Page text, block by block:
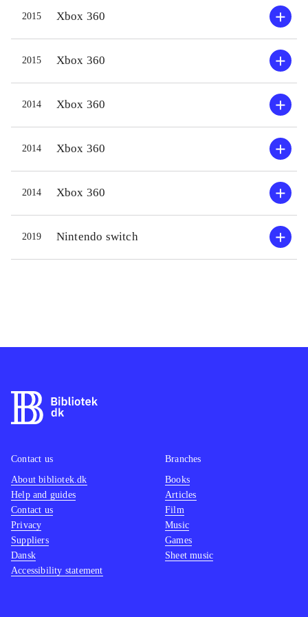
skydegalskab. Spillet har ikke meget
at byde på rent historiemæssigt, men
vil give gode spiltimer til dem der
2015 Xbox 360
2015 Xbox 360
2014 Xbox 360
2014 Xbox 360
2014 Xbox 360
2019 Nintendo switch
Contact us
About bibliotek.dk
Help and guides
Contact us
Privacy
Suppliers
Dansk
Accessibility statement
Branches
Books
Articles
Film
Music
Games
Sheet music